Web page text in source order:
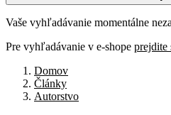
Vaše vyhľadávanie momentálne
Pre vyhľadávanie v e-shope prejdite
Domov
Články
Autorstvo